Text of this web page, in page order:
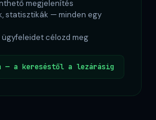
megjelenítés
statisztikák — minden egy
célozd meg
— a kereséstől a lezárásig